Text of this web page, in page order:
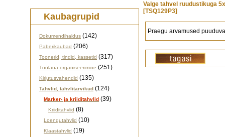
Kaubagrupid
Dokumendihaldus (142)
Paberikaubad (206)
Toonerid, tindid, kassetid (317)
Töölaua organiseerimine (251)
Kirjutusvahendid (135)
Tahvlid, tahvlitarvikud (124)
Marker- ja kriiditahvlid (39)
Kriiditahvlid (8)
Loengutahvlid (10)
Klaastahvlid (19)
Valge tahvel ruudustikuga
[TSQ129P3]
Praegu arvamused